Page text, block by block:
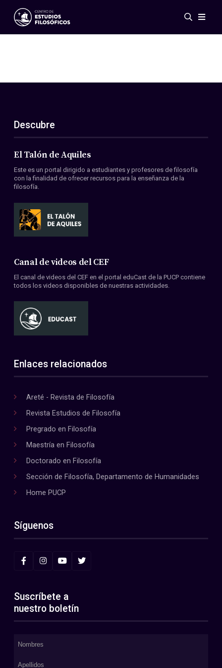
Eventos
ES
EN
Acerca de nosotros
Miembros
Convenios
Descubre
El Talón de Aquiles
Este es un portal dirigido a estudiantes y profesores de filosofía
con la finalidad de ofrecer recursos para la enseñanza de la
filosofía.
Canal de videos del CEF
El canal de videos del CEF en el portal eduCast de la PUCP contiene
todos los videos disponibles de nuestras actividades.
Enlaces relacionados
Areté - Revista de Filosofía
Revista Estudios de Filosofía
Pregrado en Filosofía
Maestría en Filosofía
Doctorado en Filosofía
Sección de Filosofía, Departamento de Humanidades
Home PUCP
Síguenos
Suscríbete a
nuestro boletín